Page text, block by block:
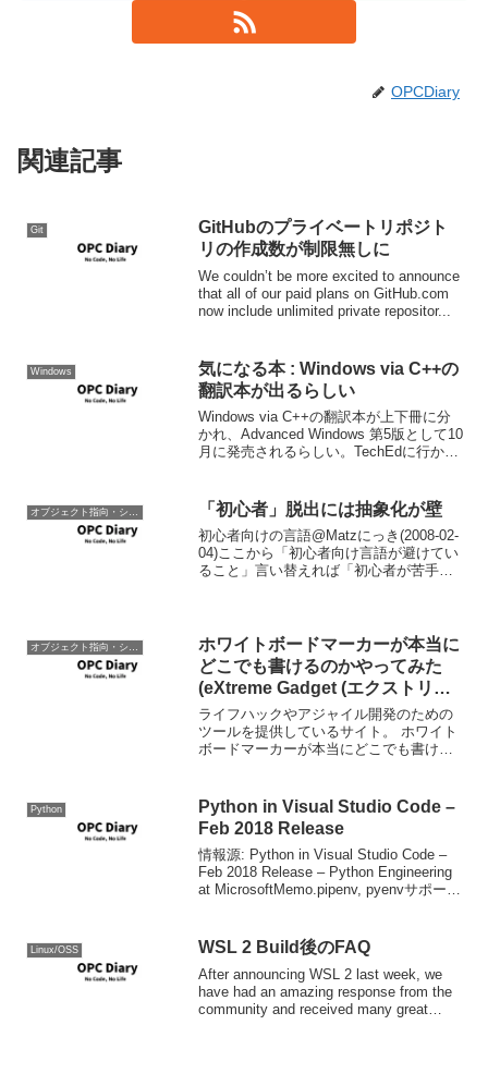
OPCDiary
関連記事
Git
GitHubのプライベートリポジト
リの作成数が制限無しに
We couldn’t be more excited to announce
that all of our paid plans on GitHub.com
now include unlimited private repositor...
Windows
気になる本 : Windows via C++の
翻訳本が出るらしい
Windows via C++の翻訳本が上下冊に分
かれ、Advanced Windows 第5版として10
月に発売されるらしい。TechEdに行かれ
Windows Via...
オブジェクト指向・システム開発 「初心者」脱出には抽象化が壁
初心者向けの言語@Matzにっき(2008-02-
04)ここから「初心者向け言語が避けてい
ること」言い替えれば「初心者が苦手な
脱力し...
ホワイトボードマーカーが本当に
どこでも書けるのかやってみた
(eXtreme Gadget (エクストリー
ム ガジェット) ポケットに入るア
ジャイルな究極の小道具)
ライフハックやアジャイル開発のための
ツールを提供しているサイト。 ホワイト
ボードマーカーが本当にどこでも書ける
ジャイルな究極の小道具)
Python
Python in Visual Studio Code –
Feb 2018 Release
情報源: Python in Visual Studio Code –
Feb 2018 Release – Python Engineering
at MicrosoftMemo.pipenv, pyenvサポー
Linux/OSS WSL 2 Build後のFAQ
After announcing WSL 2 last week, we
have had an amazing response from the
community and received many great